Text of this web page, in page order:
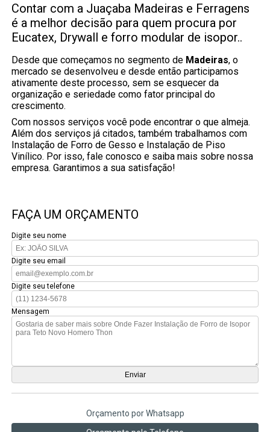
Contar com a Juaçaba Madeiras e Ferragens
é a melhor decisão para quem procura por
Eucatex, Drywall e forro modular de isopor..
Desde que começamos no segmento de Madeiras, o
mercado se desenvolveu e desde então participamos
ativamente deste processo, sem se esquecer da
organização e seriedade como fator principal do
crescimento.
Com nossos serviços você pode encontrar o que almeja.
Além dos serviços já citados, também trabalhamos com
Instalação de Forro de Gesso e Instalação de Piso
Vinílico. Por isso, fale conosco e saiba mais sobre nossa
empresa. Garantimos a sua satisfação!
FAÇA UM ORÇAMENTO
Digite seu nome
Digite seu email
Digite seu telefone
Mensagem
Orçamento por Whatsapp